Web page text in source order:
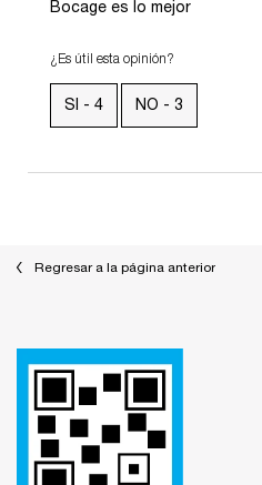
Bocage es lo mejor
¿Es útil esta opinión?
SI - 4 NO - 3
Regresar a la página anterior